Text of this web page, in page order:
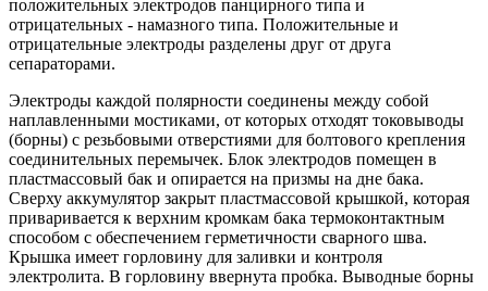
положительных электродов панцирного типа и
отрицательных - намазного типа. Положительные и
отрицательные электроды разделены друг от друга
сепараторами.
Электроды каждой полярности соединены между собой
наплавленными мостиками, от которых отходят токовыводы
(борны) с резьбовыми отверстиями для болтового крепления
соединительных перемычек. Блок электродов помещен в
пластмассовый бак и опирается на призмы на дне бака.
Сверху аккумулятор закрыт пластмассовой крышкой, которая
приваривается к верхним кромкам бака термоконтактным
способом с обеспечением герметичности сварного шва.
Крышка имеет горловину для заливки и контроля
электролита. В горловину ввернута пробка. Выводные борны